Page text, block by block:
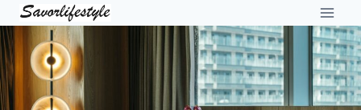
Skip
to
content